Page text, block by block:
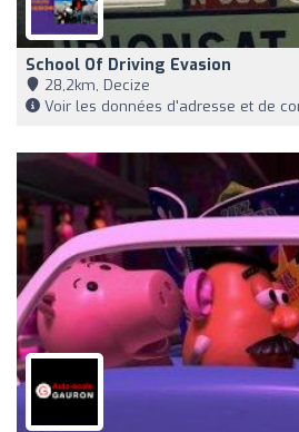
School Of Driving Evasion
28,2km, Decize
Voir les données d'adresse et de